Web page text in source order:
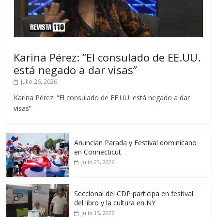
Karina Pérez: “El consulado de EE.UU.
está negado a dar visas”
julio 26, 2026
Karina Pérez: “El consulado de EE.UU. está negado a dar
visas”
Anuncian Parada y Festival dominicano
en Connecticut
julio 23, 2026
Seccional del CDP participa en festival
del libro y la cultura en NY
julio 15, 2026